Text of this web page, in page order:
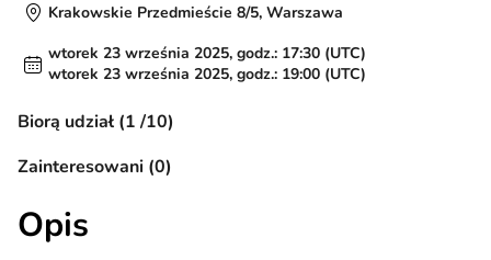
Krakowskie Przedmieście 8/5, Warszawa
wtorek 23 września 2025, godz.: 17:30 (UTC)
wtorek 23 września 2025, godz.: 19:00 (UTC)
Biorą udział (1 /10)
Zainteresowani (0)
Opis